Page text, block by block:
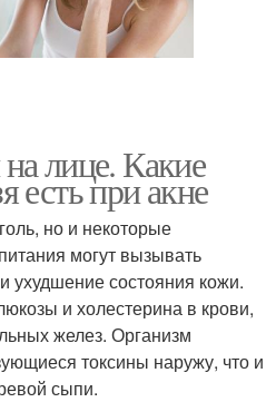
лице. Какие
есть при акне
но и некоторые
могут вызывать
ухудшение состояния кожи.
и холестерина в крови,
желез. Организм
токсины наружу, что и
сыпи.